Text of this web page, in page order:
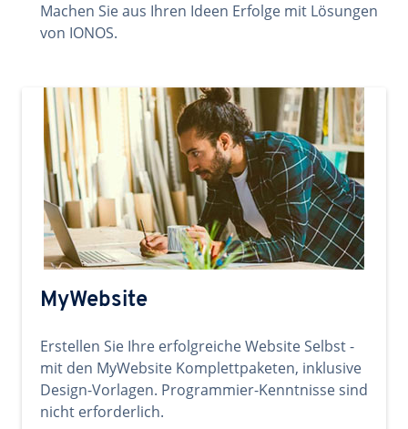
Machen Sie aus Ihren Ideen Erfolge mit Lösungen
von IONOS.
MyWebsite
Erstellen Sie Ihre erfolgreiche Website Selbst -
mit den MyWebsite Komplettpaketen, inklusive
Design-Vorlagen. Programmier-Kenntnisse sind
nicht erforderlich.